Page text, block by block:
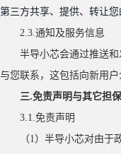
第三方共享、提供、转让
2.3.通知及服务信息
半导小芯会通过推送
与您联系，这包括向新用户
三.免责声明与其它担
3.1.免责声明
（1）半导小芯对由于